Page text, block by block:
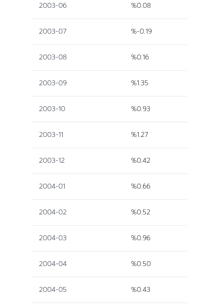
2003-06 %0.08
2003-07 %-0.19
2003-08 %0.16
2003-09 %1.35
2003-10 %0.93
2003-11 %1.27
2003-12 %0.42
2004-01 %0.66
2004-02 %0.52
2004-03 %0.96
2004-04 %0.50
2004-05 %0.43